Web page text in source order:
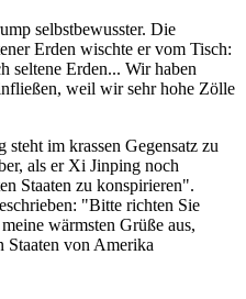
selbstbewusster. Die
Erden wischte er vom Tisch:
seltene Erden... Wir haben
weil wir sehr hohe Zölle
steht im krassen Gegensatz zu
als er Xi Jinping noch
Staaten zu konspirieren".
"Bitte richten Sie
wärmsten Grüße aus,
Staaten von Amerika